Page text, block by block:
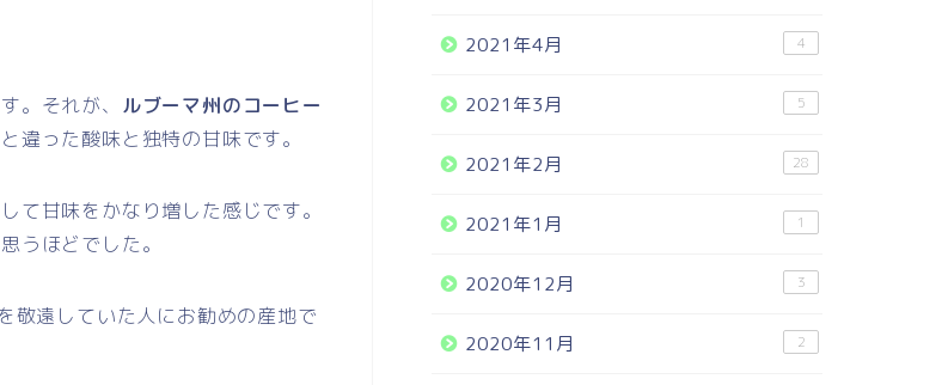
。それが、 ルブーマ州のコーヒー
違った酸味と独特の甘味です。
て甘味をかなり増した感じです。
うほどでした。
敬遠していた人にお勧めの産地で
2021年4月 4
2021年3月 5
2021年2月 28
2021年1月 1
2020年12月 3
2020年11月 2